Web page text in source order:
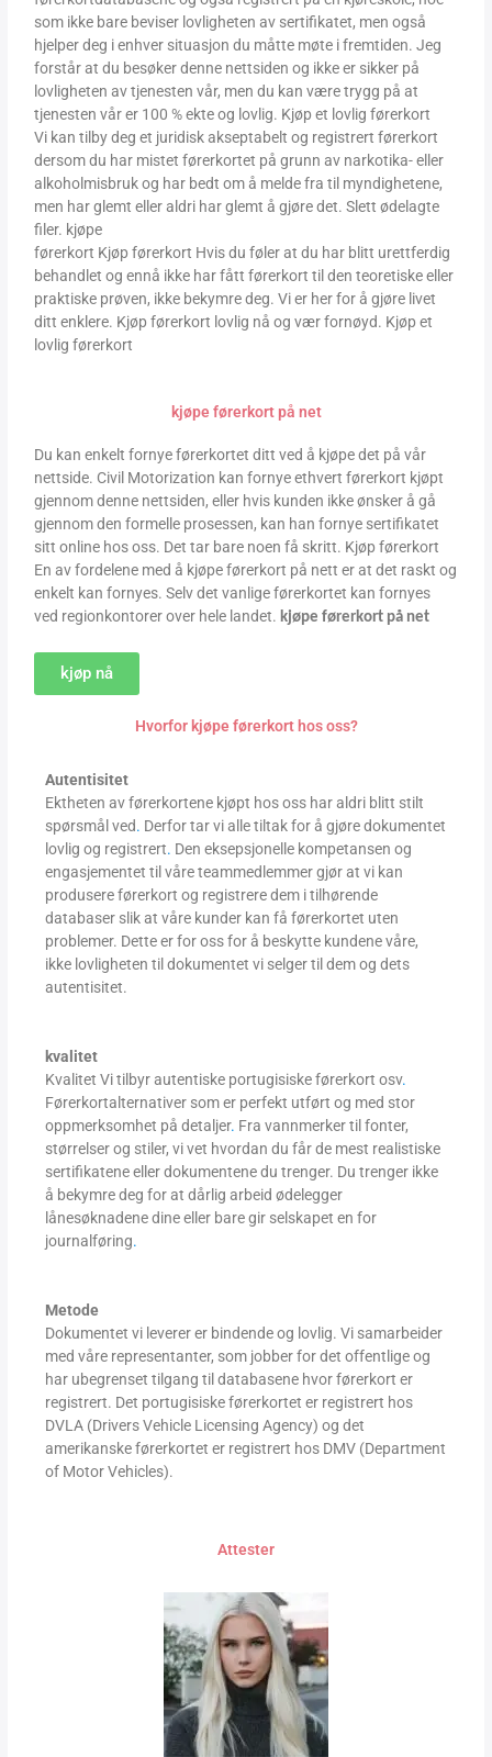
som ikke bare beviser lovligheten av sertifikatet, men også
hjelper deg i enhver situasjon du måtte møte i fremtiden. Jeg
forstår at du besøker denne nettsiden og ikke er sikker på
lovligheten av tjenesten vår, men du kan være trygg på at
tjenesten vår er 100 % ekte og lovlig. Kjøp et lovlig førerkort
Vi kan tilby deg et juridisk akseptabelt og registrert førerkort
dersom du har mistet førerkortet på grunn av narkotika- eller
alkoholmisbruk og har bedt om å melde fra til myndighetene,
men har glemt eller aldri har glemt å gjøre det. Slett ødelagte
filer. kjøpe
førerkort Kjøp førerkort Hvis du føler at du har blitt urettferdig
behandlet og ennå ikke har fått førerkort til den teoretiske eller
praktiske prøven, ikke bekymre deg. Vi er her for å gjøre livet
ditt enklere. Kjøp førerkort lovlig nå og vær fornøyd. Kjøp et
lovlig førerkort
kjøpe førerkort på net
Du kan enkelt fornye førerkortet ditt ved å kjøpe det på vår
nettside. Civil Motorization kan fornye ethvert førerkort kjøpt
gjennom denne nettsiden, eller hvis kunden ikke ønsker å gå
gjennom den formelle prosessen, kan han fornye sertifikatet
sitt online hos oss. Det tar bare noen få skritt. Kjøp førerkort
En av fordelene med å kjøpe førerkort på nett er at det raskt og
enkelt kan fornyes. Selv det vanlige førerkortet kan fornyes
ved regionkontorer over hele landet. kjøpe førerkort på net
kjøp nå
Hvorfor kjøpe førerkort hos oss?
Autentisitet
Ektheten av førerkortene kjøpt hos oss har aldri blitt stilt
spørsmål ved. Derfor tar vi alle tiltak for å gjøre dokumentet
lovlig og registrert. Den eksepsjonelle kompetansen og
engasjementet til våre teammedlemmer gjør at vi kan
produsere førerkort og registrere dem i tilhørende
databaser slik at våre kunder kan få førerkortet uten
problemer. Dette er for oss for å beskytte kundene våre,
ikke lovligheten til dokumentet vi selger til dem og dets
autentisitet.
kvalitet
Kvalitet Vi tilbyr autentiske portugisiske førerkort osv.
Førerkortalternativer som er perfekt utført og med stor
oppmerksomhet på detaljer. Fra vannmerker til fonter,
størrelser og stiler, vi vet hvordan du får de mest realistiske
sertifikatene eller dokumentene du trenger. Du trenger ikke
å bekymre deg for at dårlig arbeid ødelegger
lånesøknadene dine eller bare gir selskapet en for
journalføring.
Metode
Dokumentet vi leverer er bindende og lovlig. Vi samarbeider
med våre representanter, som jobber for det offentlige og
har ubegrenset tilgang til databasene hvor førerkort er
registrert. Det portugisiske førerkortet er registrert hos
DVLA (Drivers Vehicle Licensing Agency) og det
amerikanske førerkortet er registrert hos DMV (Department
of Motor Vehicles).
Attester